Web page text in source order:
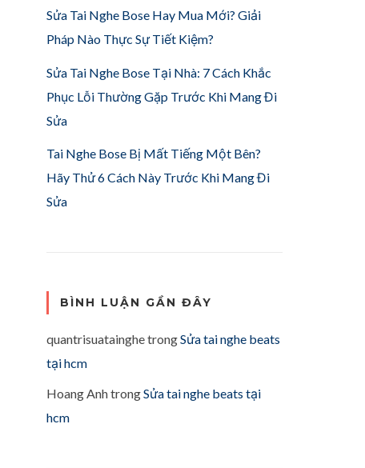
Sửa Tai Nghe Bose Hay Mua Mới? Giải
Pháp Nào Thực Sự Tiết Kiệm?
Sửa Tai Nghe Bose Tại Nhà: 7 Cách Khắc
Phục Lỗi Thường Gặp Trước Khi Mang Đi
Sửa
Tai Nghe Bose Bị Mất Tiếng Một Bên?
Hãy Thử 6 Cách Này Trước Khi Mang Đi
Sửa
BÌNH LUẬN GẦN ĐÂY
quantrisuatainghetrongSửa tai nghe beats
tại hcm
Hoang AnhtrongSửa tai nghe beats tại
hcm